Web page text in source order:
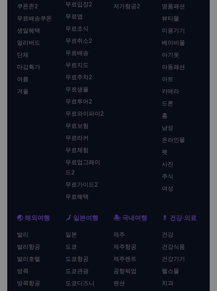
쿠폰존2
무료배송쿠폰
생일혜택
얼리버드
단체
마감특가
여름
겨울
무료입장2
무료앱
무료조식
무료취소2
무료배송
무료지도
무료주차2
무료샘플
무료투어2
무료와이파이2
무료보험
무료라커
무료체험
무료업그레이
드2
무료가이드2
무료혜택
저가항공2
명품패션
뷰티몰
미용기기
베이비몰
아기옷
아동패션
아트
카메라
드론
홈
남성
온라인몰
펫
사진
주식
여성
🌏 해외여행
발리
발리항공
발리호텔
방콕
방콕항공
🗾 일본여행
일본
도쿄
도쿄항공
도쿄관광
도쿄디즈니
🏝️ 국내여행
제주
제주항공
제주렌트
공항픽업
펜션
💊 건강·의료
건강
건강식품
건강기기
헬스몰
치과